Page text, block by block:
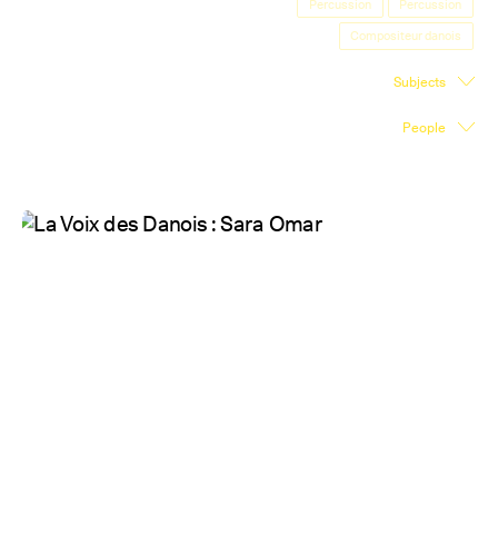
Fr
Percussion
Percussion
Compositeur danois
Subjects
People